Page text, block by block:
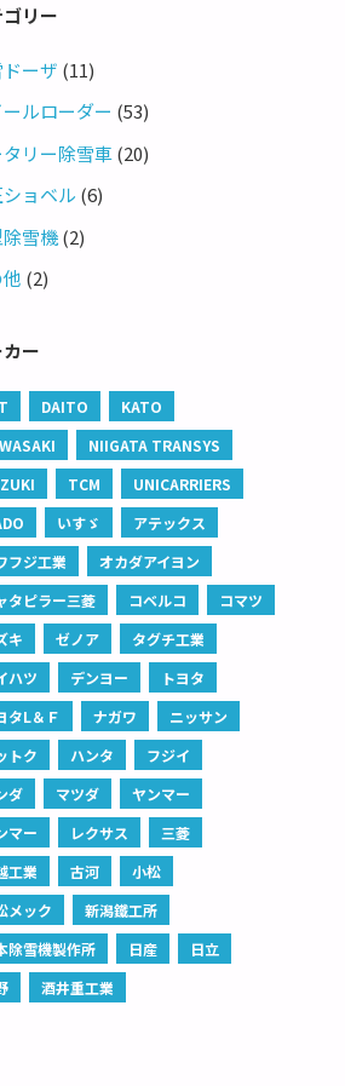
リー
ーザ (11)
ルローダー (53)
タリー除雪車 (20)
ョベル (6)
雪機 (2)
(2)
ー
DAITO
KATO
NIIGATA TRANSYS
TCM
UNICARRIERS
いすゞ
アテックス
フジ工業
オカダアイヨン
タピラー三菱
コベルコ
コマツ
キ
ゼノア
タグチ工業
ハツ
デンヨー
トヨタ
タL＆Ｆ
ナガワ
ニッサン
トク
ハンタ
フジイ
ダ
マツダ
ヤンマー
マー
レクサス
三菱
工業
古河
小松
メック
新潟鐵工所
除雪機製作所
日産
日立
酒井重工業